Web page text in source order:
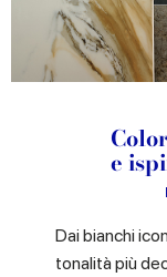
e
Dai bianchi
tonalità più